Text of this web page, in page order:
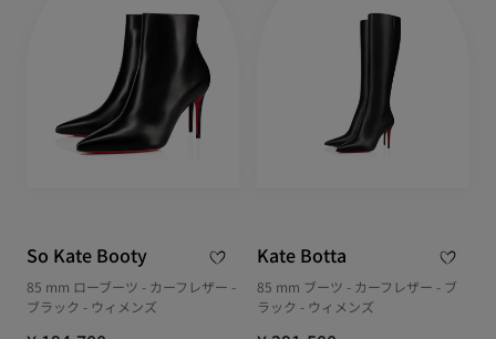
So Kate Booty
85 mm ローブーツ - カーフレザー -
ブラック - ウィメンズ
Kate Botta
85 mm ブーツ - カーフレザー - ブ
ラック - ウィメンズ